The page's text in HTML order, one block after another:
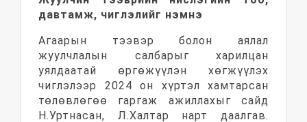
давтамж, чиглэлийг нэмнэ
Агаарын тээвэр болон аялал
жуулчлалын салбарыг харилцан
уялдаатай өргөжүүлэн хөгжүүлэх
чиглэлээр 2024 он хүртэл хамтарсан
төлөвлөгөө гаргаж ажиллахыг сайд
Н.Уртнасан, Л.Халтар нарт даалгав.